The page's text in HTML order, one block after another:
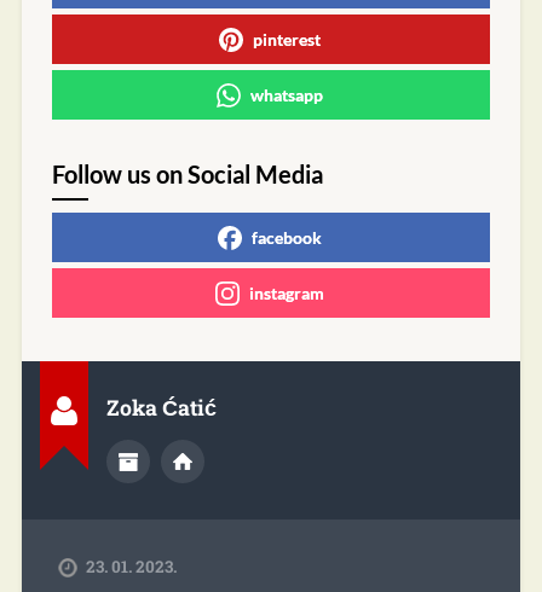
pinterest
whatsapp
Follow us on Social Media
facebook
instagram
Zoka Ćatić
23. 01. 2023.